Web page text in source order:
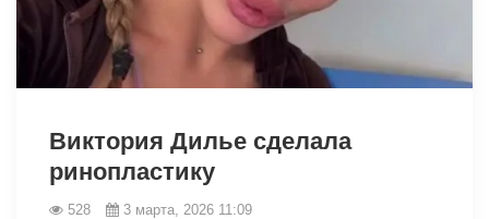
Виктория Дилье сделала
ринопластику
528 3 марта, 2026 11:09